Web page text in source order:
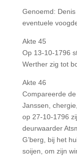
Genoemd:
eventuele
Akte 45
Op 13-10-1796
Werther zig tot
Akte 46
Compareerde
Janssen,
op 27-10-1796
deurwaarder
G’berg, bij het
soijen, om zijn